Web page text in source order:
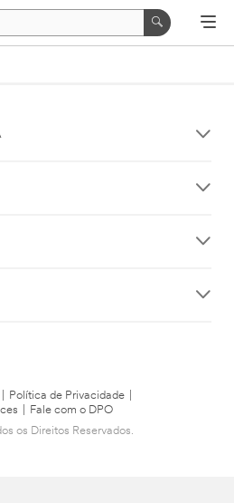
Política de Privacidade
Fale com o DPO
os Direitos Reservados.